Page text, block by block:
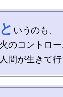
と いうのも、
火のコントロ